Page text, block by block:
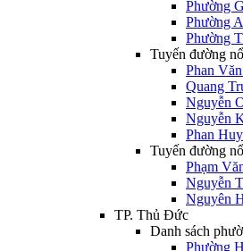
Phường
Phường
Phường
Tuyến đường
Phan
Quang
Nguyễn
Nguyễn
Phan
Tuyến đường
Phạm
Nguyễn
Nguyên
TP. Thủ Đức
Danh sách
Phường